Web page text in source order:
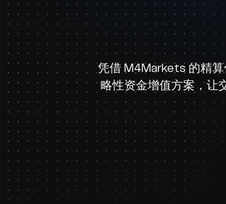
凭借 M4Markets 的精
略性资金增值方案，让